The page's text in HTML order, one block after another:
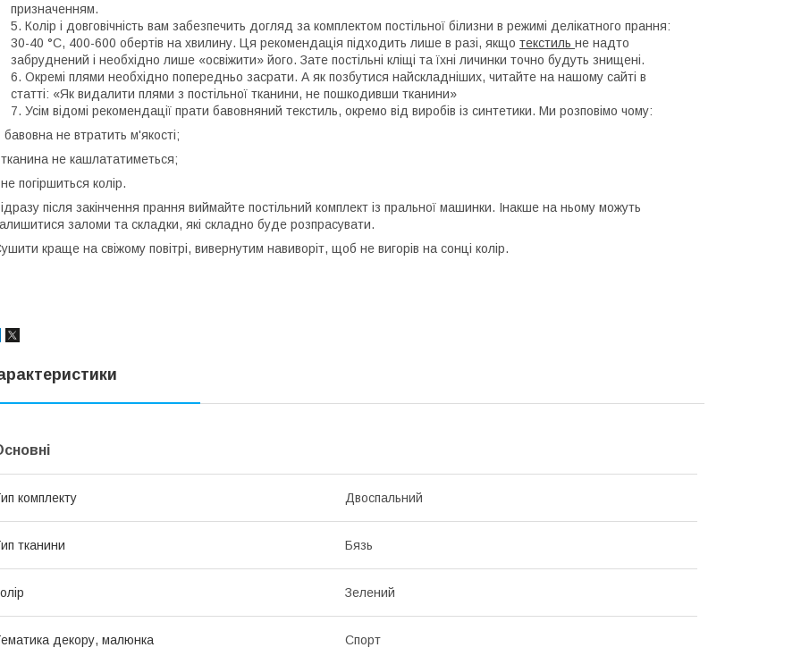
призначенням.
Колір і довговічність вам забезпечить догляд за комплектом постільної білизни в режимі делікатного прання:
30-40 °C, 400-600 обертів на хвилину. Ця рекомендація підходить лише в разі, якщо текстиль не надто
забруднений і необхідно лише «освіжити» його. Зате постільні кліщі та їхні личинки точно будуть знищені.
Окремі плями необхідно попередньо засрати. А як позбутися найскладніших, читайте на нашому сайті в
статті: «Як видалити плями з постільної тканини, не пошкодивши тканини»
Усім відомі рекомендації прати бавовняний текстиль, окремо від виробів із синтетики. Ми розповімо чому:
бавовна не втратить м'якості;
не кашлататиметься;
погіршиться колір.
після закінчення прання виймайте постільний комплект із пральної машинки. Інакше на ньому можуть
заломи та складки, які складно буде розпрасувати.
краще на свіжому повітрі, вивернутим навиворіт, щоб не вигорів на сонці колір.
комплекту Двоспальний
тканини Бязь
Зелений
декору, малюнка Спорт